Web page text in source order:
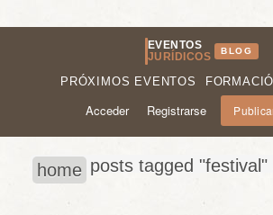
EVENTOS
JURÍDICOS
BLOG
PRÓXIMOS EVENTOS
Acceder Registrarse
home posts tagged "festival"